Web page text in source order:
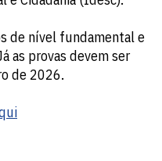
de nível fundamental e
as provas devem ser
de 2026.